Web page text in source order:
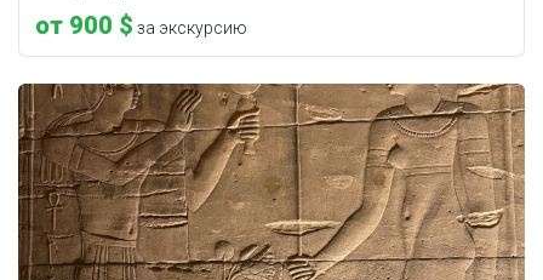
от 900 $ за экскурсию